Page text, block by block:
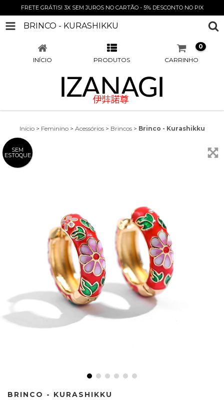
FRETE GRÁTIS! 3X SEM JUROS NO CARTÃO - 5% DESCONTO NO PIX
BRINCO - KURASHIKKU
INÍCIO PRODUTOS CARRINHO
0
Início > Feminino > Acessórios > Brincos > Brinco - Kurashikku
SEM
ESTOQUE
BRINCO - KURASHIKKU